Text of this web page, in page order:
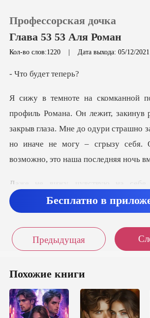
Пополнить
История чтения
Выйти
Скачать приложение
Профессорская дочка
Глава 53 53 Аля Роман
Кол-во слов:1220 | Дата выхода: 05/12/2021
будет
в
закрыв глаза. Мне до одури страшно
но иначе
медленно сБесплатно в
Предыдущая
Похожие книги